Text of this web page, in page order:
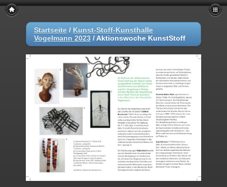
Startseite / Kunst-Stoff-Kunsthalle
Vogelmann 2023 / Aktionswoche KunstStoff